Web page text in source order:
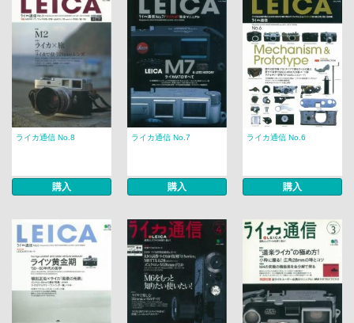
ライカ通信 No.8
購入
ライカ通信 No.7
購入
ライカ通信 No.6
購入